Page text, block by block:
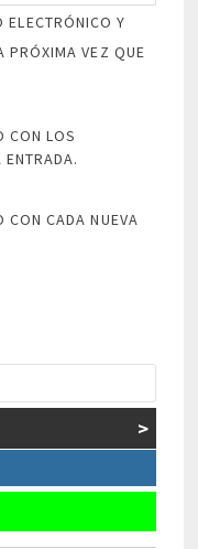
ELECTRÓNICO Y
PRÓXIMA VEZ QUE
CON LOS
CON CADA NUEVA
>